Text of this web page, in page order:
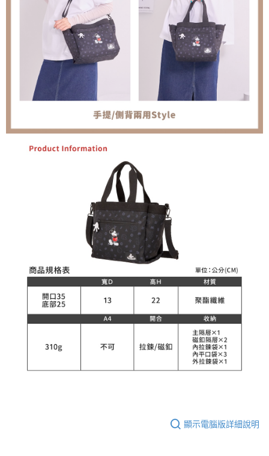
顯示電腦版詳細說明